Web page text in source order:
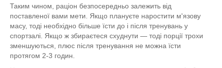
Таким чином, раціон безпосередньо залежить від
поставленої вами мети. Якщо плануєте наростити м'язову
масу, тоді необхідно більше їсти до і після тренувань у
спортзалі. Якщо ж збираєтеся схуднути — тоді порції трохи
зменшуються, плюс після тренування не можна їсти
протягом 2-3 годин.